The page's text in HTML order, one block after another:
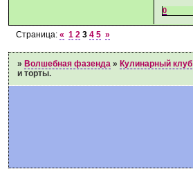
0
Страница:« 1 2 3 4 5 »
» Волшебная фазенда » Кулинарный клуб
и торты.